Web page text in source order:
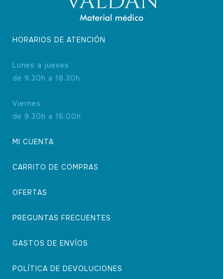
HORARIOS DE ATENCIÓN
Lunes a jueves
de 9.30h a 18.30h
Viernes
de 9.30h a 16.00h
MI CUENTA
CARRITO DE COMPRAS
OFERTAS
PREGUNTAS FRECUENTES
GASTOS DE ENVÍOS
POLÍTICA DE DEVOLUCIONES